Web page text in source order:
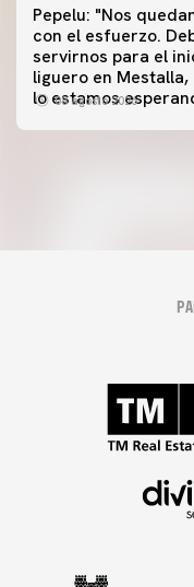
Pepelu: "Nos
con el esfuerzo.
servirnos para el
liguero en Mestalla,
lo estamos
08 agosto 2026
PRIMER EQUIPO
Las fotos del